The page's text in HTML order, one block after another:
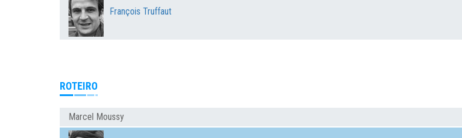
François Truffaut
ROTEIRO
Marcel Moussy